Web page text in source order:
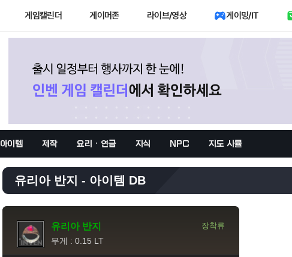
게임캘린더 게이머존 라이브/영상 게이밍/IT
아이템 제작 요리 · 연금 지식 NPC 지도 시뮬
유리아 반지 - 아이템 DB
유리아 반지
무게 : 0.15 LT
장착류